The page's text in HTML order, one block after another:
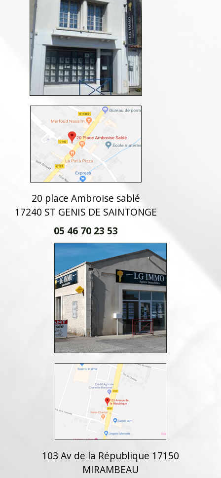
20 place Ambroise sablé
17240 ST GENIS DE SAINTONGE
05 46 70 23 53
103 Av de la République 17150
MIRAMBEAU